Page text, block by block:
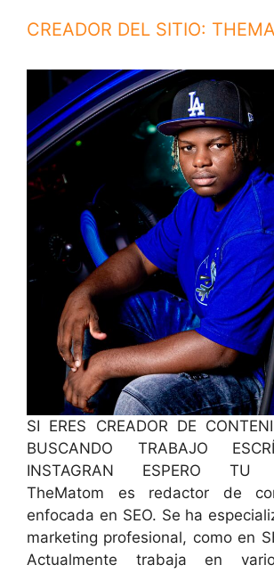
CREADOR DEL SITIO:
SI ERES CREADOR DE
BUSCANDO TRABAJO
INSTAGRAN ESPERO TU
TheMatom es redactor de
enfocada en SEO. Se ha
marketing profesional, como en
Actualmente trabaja en